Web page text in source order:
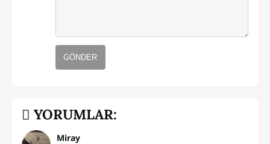
GÖNDER
YORUMLAR:
Miray